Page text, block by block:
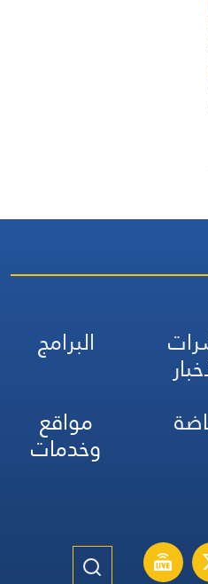
البرامج
مواقع
وخدمات